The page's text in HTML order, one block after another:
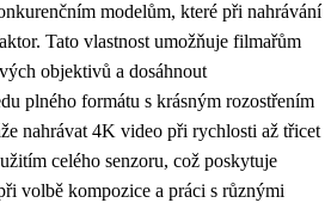
modelům, které při nahrávání
Tato vlastnost umožňuje filmařům
objektivů a dosáhnout
plného formátu s krásným rozostřením
nahrávat 4K video při rychlosti až třicet
celého senzoru, což poskytuje
volbě kompozice a práci s různými